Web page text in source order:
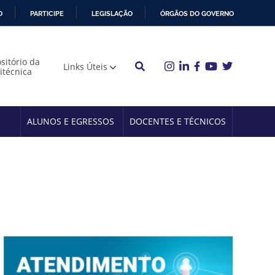
PARTICIPE LEGISLAÇÃO ÓRGÃOS DO GOVERNO
da
Links Úteis
ALUNOS E EGRESSOS DOCENTES E TÉCNICOS